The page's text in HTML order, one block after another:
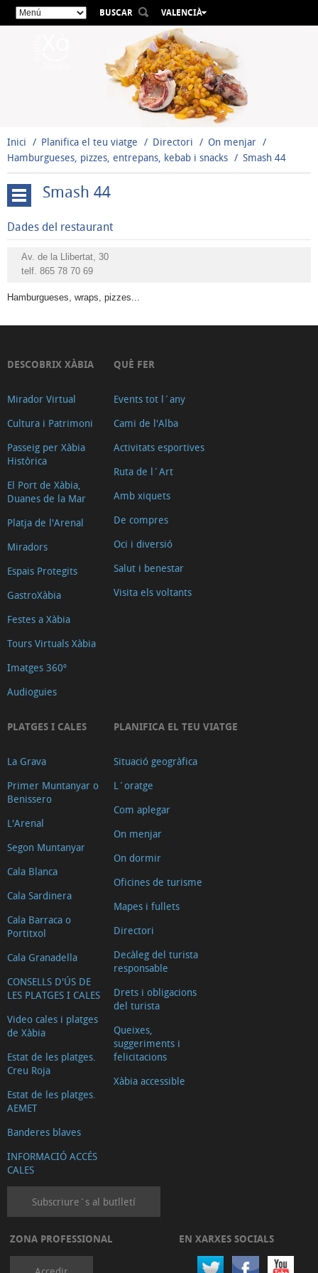
BUSCAR
VALENCIÀ
ESPAÑOL
ENGLISH
FRANÇAIS
DEUTSCH
РУССКИЙ
Inici Planifica el teu viatge Directori
On menjar
Hamburgueses, pizzes, entrepans, kebab i snacks
Smash 44
guardonats
Cuina
Local-
Mediterrània
internacional
Cuina
Hamburgueses,
entrepans,
kebab
i
snacks
Menjar
a
emportar
Empreses
lliurament
a
Smash 44
Dades del restaurant
Av. de la Llibertat, 30
telf. 865 78 70 69
Hamburgueses, wraps, pizzes...
DESCOBRIX XÀBIA
Mirador Virtual
Cultura i Patrimoni
Passeig per Xàbia
Històrica
El Port de Xàbia,
Duanes de la Mar
Platja de l'Arenal
Miradors
Espais Protegits
GastroXàbia
Festes a Xàbia
Tours Virtuals Xàbia
Imatges 360º
Audioguies
QUÈ FER
Events tot l´any
Cami de l'Alba
Activitats esportives
Ruta de l´Art
Amb xiquets
De compres
Oci i diversió
Salut i benestar
Visita els voltants
PLATGES I CALES
La Grava
Primer Muntanyar o
Benissero
L'Arenal
Segon Muntanyar
Cala Blanca
Cala Sardinera
Cala Barraca o
Portitxol
Cala Granadella
CONSELLS D'ÚS DE
LES PLATGES I CALES
Video cales i platges
de Xàbia
Estat de les platges.
Creu Roja
Estat de les platges.
AEMET
Banderes blaves
INFORMACIÓ ACCÉS
CALES
PLANIFICA EL TEU VIATGE
Situació geogràfica
L´oratge
Com aplegar
On menjar
On dormir
Oficines de turisme
Mapes i fullets
Directori
Decàleg del turista
responsable
Drets i obligacions
del turista
Queixes,
suggeriments i
felicitacions
Xàbia accessible
Subscriure´s al butlletí
ZONA PROFESSIONAL EN XARXES SOCIALS